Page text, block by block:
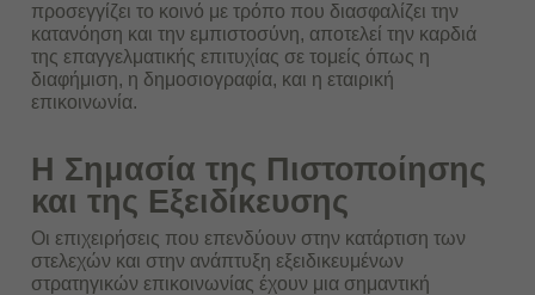
προσεγγίζει το κοινό με τρόπο που διασφαλίζει την
κατανόηση και την εμπιστοσύνη, αποτελεί την καρδιά
της επαγγελματικής επιτυχίας σε τομείς όπως η
διαφήμιση, η δημοσιογραφία, και η εταιρική
επικοινωνία.
Η Σημασία της Πιστοποίησης
και της Εξειδίκευσης
Οι επιχειρήσεις που επενδύουν στην κατάρτιση των
στελεχών και στην ανάπτυξη εξειδικευμένων
στρατηγικών επικοινωνίας έχουν μια σημαντική